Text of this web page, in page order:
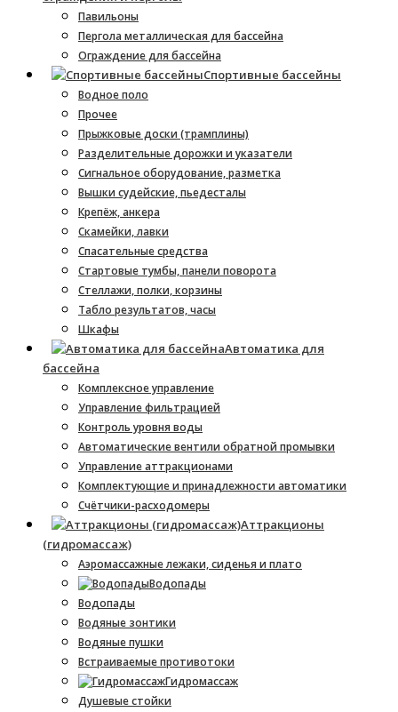
Павильоны
Пергола металлическая для бассейна
Ограждение для бассейна
Спортивные бассейны
Водное поло
Прочее
Прыжковые доски (трамплины)
Разделительные дорожки и указатели
Cигнальное оборудование, разметка
Вышки судейские, пьедесталы
Крепёж, анкера
Скамейки, лавки
Спасательные средства
Стартовые тумбы, панели поворота
Стеллажи, полки, корзины
Табло результатов, часы
Шкафы
Автоматика для
бассейна
Комплексное управление
Управление фильтрацией
Контроль уровня воды
Автоматические вентили обратной промывки
Управление аттракционами
Комплектующие и принадлежности автоматики
Счётчики-расходомеры
Аттракционы
(гидромассаж)
Аэромассажные лежаки, сиденья и плато
Водопады
Водопады
Водяные зонтики
Водяные пушки
Встраиваемые противотоки
Гидромассаж
Душевые стойки